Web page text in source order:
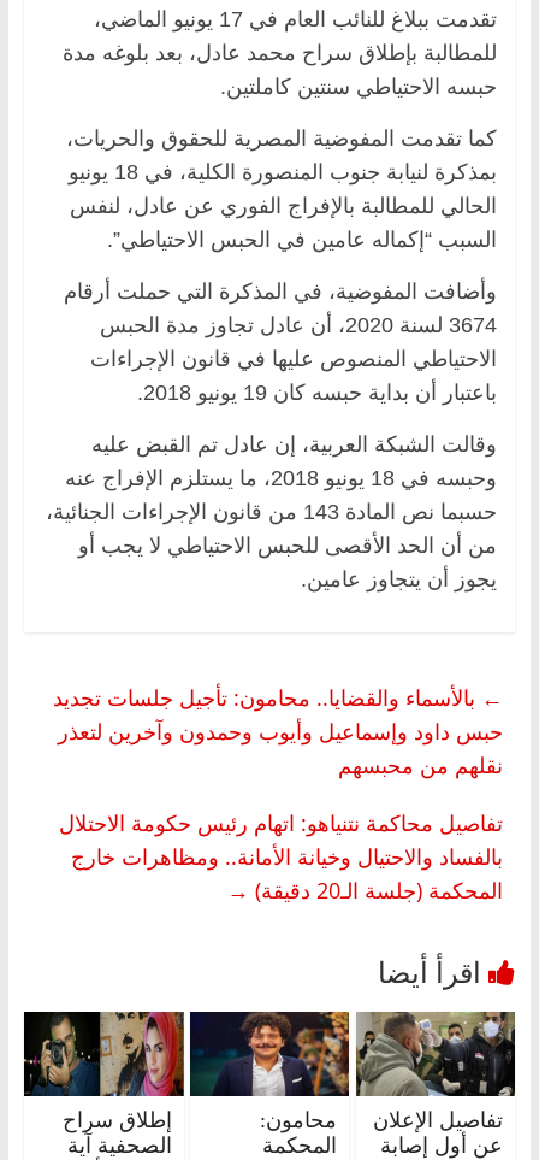
تقدمت ببلاغ للنائب العام في 17 يونيو الماضي،
للمطالبة بإطلاق سراح محمد عادل، بعد بلوغه مدة
حبسه الاحتياطي سنتين كاملتين.
كما تقدمت المفوضية المصرية للحقوق والحريات،
بمذكرة لنيابة جنوب المنصورة الكلية، في 18 يونيو
الحالي للمطالبة بالإفراج الفوري عن عادل، لنفس
السبب “إكماله عامين في الحبس الاحتياطي”.
وأضافت المفوضية، في المذكرة التي حملت أرقام
3674 لسنة 2020، أن عادل تجاوز مدة الحبس
الاحتياطي المنصوص عليها في قانون الإجراءات
باعتبار أن بداية حبسه كان 19 يونيو 2018.
وقالت الشبكة العربية، إن عادل تم القبض عليه
وحبسه في 18 يونيو 2018، ما يستلزم الإفراج عنه
حسبما نص المادة 143 من قانون الإجراءات الجنائية،
من أن الحد الأقصى للحبس الاحتياطي لا يجب أو
يجوز أن يتجاوز عامين.
← بالأسماء والقضايا.. محامون: تأجيل جلسات تجديد
حبس داود وإسماعيل وأيوب وحمدون وآخرين لتعذر
نقلهم من محبسهم
تفاصيل محاكمة نتنياهو: اتهام رئيس حكومة الاحتلال
بالفساد والاحتيال وخيانة الأمانة.. ومظاهرات خارج
المحكمة (جلسة الـ20 دقيقة)
→
تفاصيل الإعلان
عن أول إصابة
محامون:
المحكمة
إطلاق سراح
الصحفية آية